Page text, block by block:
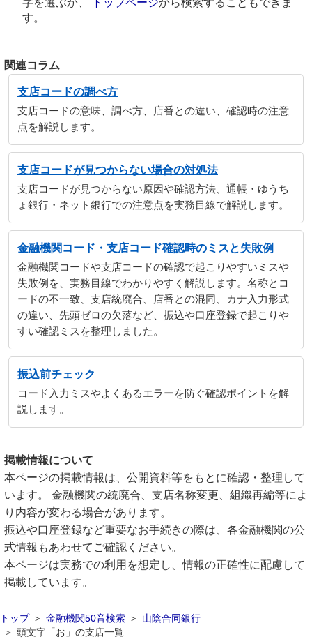
字を選ぶか、
トップページから検索することもできま
す。
関連コラム
支店コードの調べ方
支店コードの意味、調べ方、店番との違い、確認時の注意
点を解説します。
支店コードが見つからない場合の対処法
支店コードが見つからない原因や確認方法、通帳・ゆうち
ょ銀行・ネット銀行での注意点を実務目線で解説します。
金融機関コード・支店コード確認時のミスと失敗例
金融機関コードや支店コードの確認で起こりやすいミスや
失敗例を、実務目線でわかりやすく解説します。名称とコ
ードの不一致、支店統廃合、店番との混同、カナ入力形式
の違い、先頭ゼロの欠落など、振込や口座登録で起こりや
すい確認ミスを整理しました。
振込前チェック
コード入力ミスやよくあるエラーを防ぐ確認ポイントを解
説します。
掲載情報について
本ページの掲載情報は、公開資料等をもとに確認・整理して
います。 金融機関の統廃合、支店名称変更、組織再編等によ
り内容が変わる場合があります。
振込や口座登録など重要なお手続きの際は、各金融機関の公
式情報もあわせてご確認ください。
本ページは実務での利用を想定し、情報の正確性に配慮して
掲載しています。
トップ 金融機関50音検索
山陰合同銀行
頭文字「お」の支店一覧